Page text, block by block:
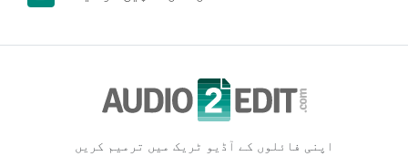
اپنی فائلوں کے آڈیو ٹریک میں ترمیم کریں